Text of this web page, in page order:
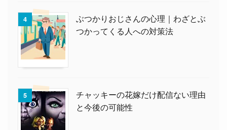
4
ぶつかりおじさんの心理｜わざとぶ
つかってくる人への対策法
5
チャッキーの花嫁だけ配信ない理由
と今後の可能性